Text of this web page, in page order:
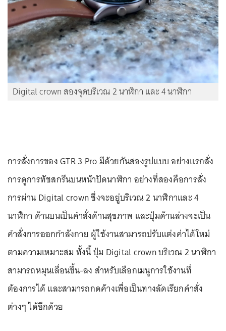
Digital crown สองจุดบริเวณ 2 นาฬิกา และ 4 นาฬิกา
การสั่งการของ GTR 3 Pro มีด้วยกันสองรูปแบบ อย่างแรกสั่ง
การดูการทัชสกรีนบนหน้าปัดนาฬิกา อย่างที่สองคือการสั่ง
การผ่าน Digital crown ซึ่งจะอยู่บริเวณ 2 นาฬิกาและ 4
นาฬิกา ด้านบนเป็นคำสั่งด้านสุขภาพ และปุ่มด้านล่างจะเป็น
คำสั่งการออกกำลังกาย ผู้ใช้งานสามารถปรับแต่งค่าได้ใหม่
ตามความเหมาะสม ทั้งนี้ ปุ่ม Digital crown บริเวณ 2 นาฬิกา
สามารถหมุนเลื่อนขึ้น-ลง สำหรับเลือกเมนูการใช้งานที่
ต้องการได้ และสามารถกดค้างเพื่อเป็นทางลัดเรียกคำสั่ง
ต่างๆ ได้อีกด้วย